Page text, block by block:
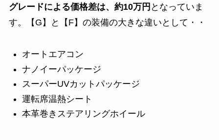
グレードによる価格差は、約10万円 となっていま
す。【G】と【F】の装備の大きな違いとして・・
オートエアコン
ナノイーパッケージ
スーパーUVカットパッケージ
運転席温熱シート
本革巻きステアリングホイール